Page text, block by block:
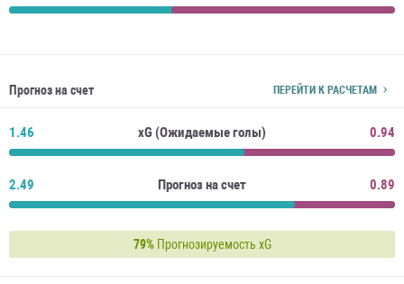
Прогноз на счет ПЕРЕЙТИ К РАСЧЕТАМ
1.46 xG (Ожидаемые голы) 0.94
2.49 Прогноз на счет 0.89
79%Прогнозируемость xG